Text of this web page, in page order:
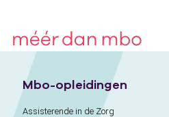
Mbo-opleidingen
Assisterende in de Zorg